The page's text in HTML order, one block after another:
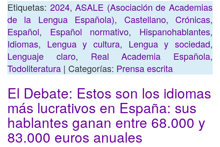
Etiquetas: 2024,ASALE (Asociación de Academias
de la Lengua Española), Castellano,Crónicas,
Español, Español normativo, Hispanohablantes,
Idiomas, Lengua y cultura, Lengua y sociedad,
Lenguaje claro, Real Academia Española,
Todoliteratura | Categorías: Prensa escrita
El Debate: Estos son los idiomas
más lucrativos en España: sus
hablantes ganan entre 68.000 y
83.000 euros anuales